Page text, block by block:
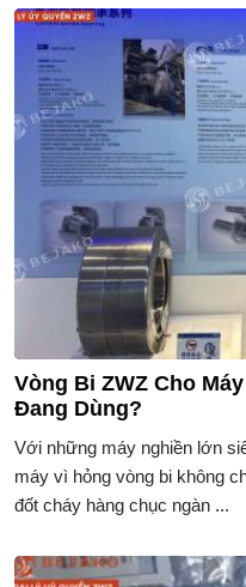
Vòng Bi ZWZ Cho
Đang Dùng?
Với những máy nghiền lớn
máy vì hỏng vòng bi không
đốt cháy hàng chục ngàn ...